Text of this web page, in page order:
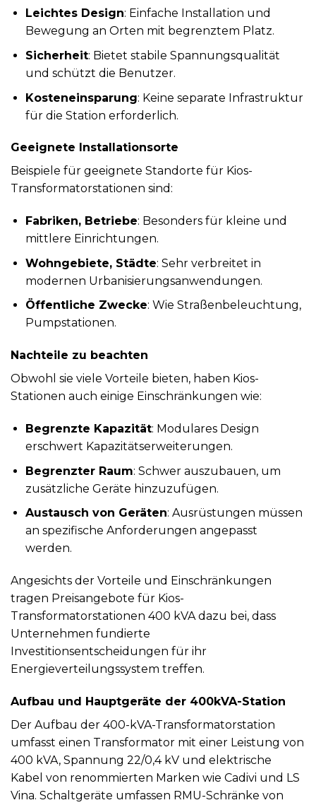
Leichtes Design: Einfache Installation und
Bewegung an Orten mit begrenztem Platz.
Sicherheit: Bietet stabile Spannungsqualität
und schützt die Benutzer.
Kosteneinsparung: Keine separate Infrastruktur
für die Station erforderlich.
Geeignete Installationsorte
Beispiele für geeignete Standorte für Kios-
Transformatorstationen sind:
Fabriken, Betriebe: Besonders für kleine und
mittlere Einrichtungen.
Wohngebiete, Städte: Sehr verbreitet in
modernen Urbanisierungsanwendungen.
Öffentliche Zwecke: Wie Straßenbeleuchtung,
Pumpstationen.
Nachteile zu beachten
Obwohl sie viele Vorteile bieten, haben Kios-
Stationen auch einige Einschränkungen wie:
Begrenzte Kapazität: Modulares Design
erschwert Kapazitätserweiterungen.
Begrenzter Raum: Schwer auszubauen, um
zusätzliche Geräte hinzuzufügen.
Austausch von Geräten: Ausrüstungen müssen
an spezifische Anforderungen angepasst
werden.
Angesichts der Vorteile und Einschränkungen
tragen Preisangebote für Kios-
Transformatorstationen 400 kVA dazu bei, dass
Unternehmen fundierte
Investitionsentscheidungen für ihr
Energieverteilungssystem treffen.
Aufbau und Hauptgeräte der 400kVA-Station
Der Aufbau der 400-kVA-Transformatorstation
umfasst einen Transformator mit einer Leistung von
400 kVA, Spannung 22/0,4 kV und elektrische
Kabel von renommierten Marken wie Cadivi und LS
Vina. Schaltgeräte umfassen RMU-Schränke von